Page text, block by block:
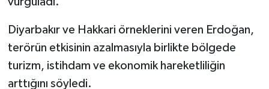
Diyarbakır ve Hakkari örneklerini veren Erdoğan,
terörün etkisinin azalmasıyla birlikte bölgede
turizm, istihdam ve ekonomik hareketliliğin
arttığını söyledi.